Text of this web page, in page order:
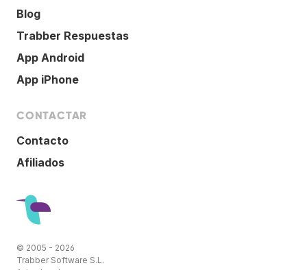
Blog
Trabber Respuestas
App Android
App iPhone
CONTACTAR
Contacto
Afiliados
© 2005 - 2026
Trabber Software S.L.